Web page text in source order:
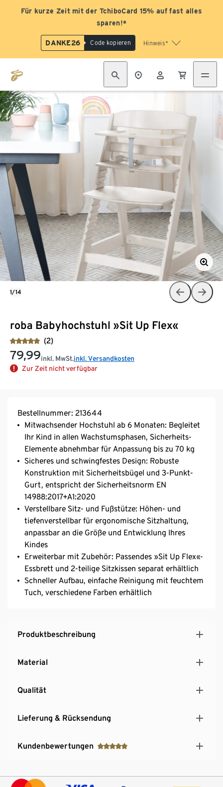
Für kurze Zeit mit der TchiboCard 15% auf fast alles
sparen!*
DANKE26 Code kopieren Hinweis*
roba Babyhochstuhl »Sit Up Flex«
(2)
79,99inkl. MwSt.inkl. Versandkosten
Zur Zeit nicht verfügbar
1/14
Bestellnummer: 213644
Mitwachsender Hochstuhl ab 6 Monaten: Begleitet
Ihr Kind in allen Wachstumsphasen, Sicherheits-
Elemente abnehmbar für Anpassung bis zu 70 kg
Sicheres und schwingfestes Design: Robuste
Konstruktion mit Sicherheitsbügel und 3-Punkt-
Gurt, entspricht der Sicherheitsnorm EN
14988:2017+A1:2020
Verstellbare Sitz- und Fußstütze: Höhen- und
tiefenverstellbar für ergonomische Sitzhaltung,
anpassbar an die Größe und Entwicklung Ihres
Kindes
Erweiterbar mit Zubehör: Passendes »Sit Up Flex«-
Essbrett und 2-teilige Sitzkissen separat erhältlich
Schneller Aufbau, einfache Reinigung mit feuchtem
Tuch, verschiedene Farben erhältlich
Produktbeschreibung
Material
Qualität
Lieferung & Rücksendung
Kundenbewertungen